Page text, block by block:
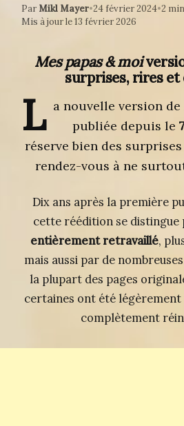
Par Mikl Mayer•24 février 2024•2
Mis à jour le 13 février 2026
Mes papas & moi
surprises, rires et
L a nouvelle version de
publiée depuis le
réserve bien des
rendez-vous à ne
Dix ans après la première
cette réédition se distingue
entièrement retravaillé,
mais aussi par de nombreuses
la plupart des pages
certaines ont été légèrement
complètement